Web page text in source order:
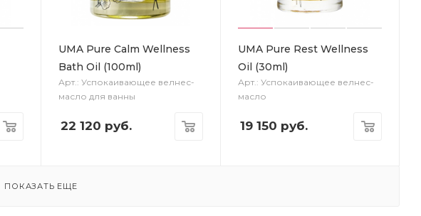
UMA Pure Calm Wellness
Bath Oil (100ml)
Арт.: Успокаивающее велнес-
масло для ванны
22 120 руб.
UMA Pure Rest Wellness
Oil (30ml)
Арт.: Успокаивающее велнес-
масло
19 150 руб.
ПОКАЗАТЬ ЕЩЕ